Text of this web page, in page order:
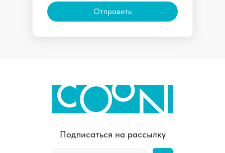
Отправить
Подписаться на рассылку